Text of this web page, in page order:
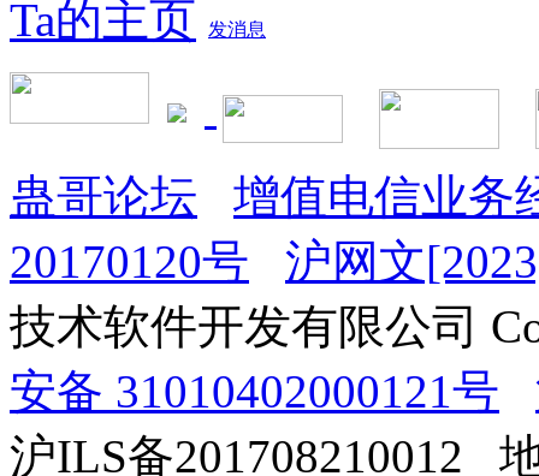
Ta的主页 发消息
蛊哥论坛
增值电信业务
20170120号
沪网文
技术软件开发有限公司
安备 31010402000121号
沪ILS备201708210012